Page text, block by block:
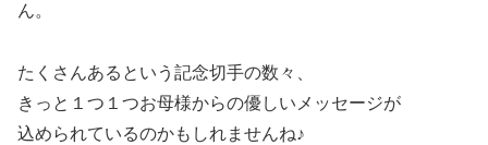
ん。
たくさんあるという記念切手の数々、
きっと１つ１つお母様からの優しいメッセージが
込められているのかもしれませんね♪